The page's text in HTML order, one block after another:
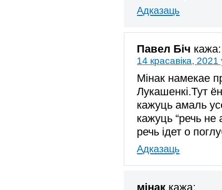
Адказаць
Павел Біч кажа:
14 красавіка,
Мінак намекае
Лукашенкі.Тут
кажуць амаль
кажуць “речь не
речь ідет о
Адказаць
мінак кажа: